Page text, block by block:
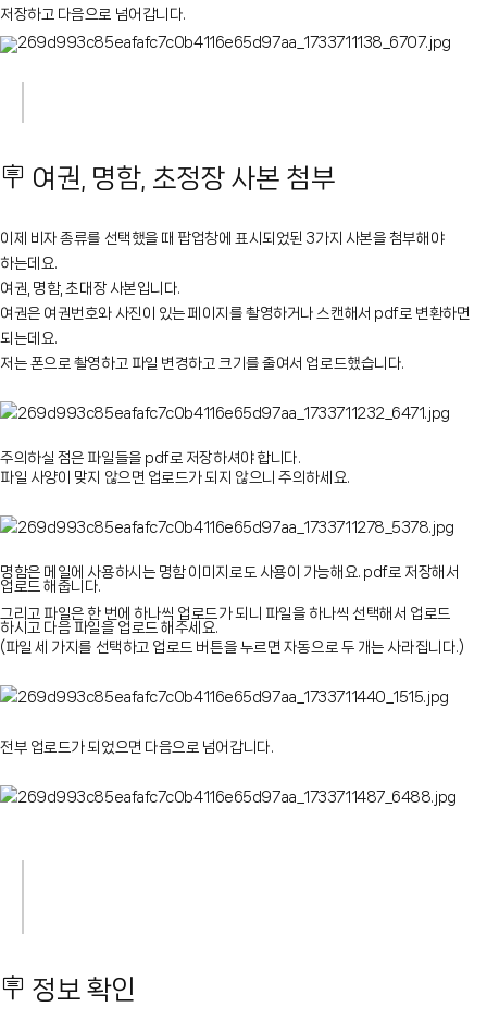
저장하고 다음으로 넘어갑니다.
🪧 여권, 명함, 초정장 사본 첨부
이제 비자 종류를 선택했을 때 팝업창에 표시되었된 3가지 사본을 첨부해야
하는데요.
여권, 명함, 초대장 사본입니다.
여권은 여권번호와 사진이 있는 페이지를 촬영하거나 스캔해서 pdf로 변환하면
되는데요.
저는 폰으로 촬영하고 파일 변경하고 크기를 줄여서 업로드했습니다.
주의하실 점은 파일들을 pdf로 저장하셔야 합니다.
파일 사양이 맞지 않으면 업로드가 되지 않으니 주의하세요.
명함은 메일에 사용하시는 명함 이미지로도 사용이 가능해요. pdf로 저장해서
업로드 해줍니다.
그리고 파일은 한 번에 하나씩 업로드가 되니 파일을 하나씩 선택해서 업로드
하시고 다음 파일을 업로드 해주세요.
(파일 세 가지를 선택하고 업로드 버튼을 누르면 자동으로 두 개는 사라집니다.)
전부 업로드가 되었으면 다음으로 넘어갑니다.
🪧 정보 확인